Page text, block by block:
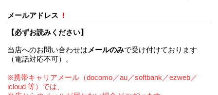
メールアドレス !
【必ずお読みください】
当店へのお問い合わせは メールのみで受け付けております
（電話対応不可）。
※携帯キャリアメール（docomo／au／softbank／ezweb／
icloud 等）では、